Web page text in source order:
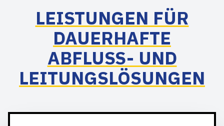
LEISTUNGEN FÜR
DAUERHAFTE
ABFLUSS- UND
LEITUNGSLÖSUNGEN